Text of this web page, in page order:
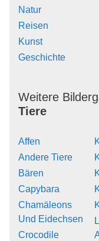
Natur
Reisen
Kunst
Geschichte
Weitere
Tiere
Affen
Andere Tiere
Bären
Capybara
Chamäleons
Und Eidechsen
Crocodile